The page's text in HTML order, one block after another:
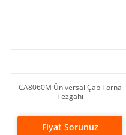
CA8060M Üniversal Çap Torna
Tezgahı
Fiyat Sorunuz